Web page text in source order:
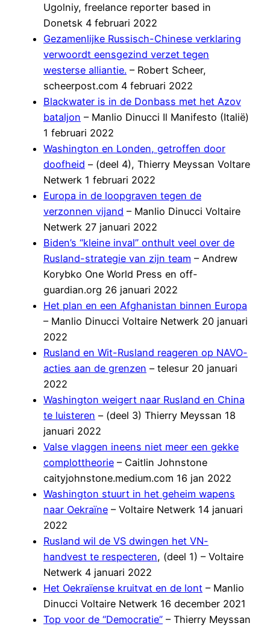
Ugolniy, freelance reporter based in
Donetsk 4 februari 2022
Gezamenlijke Russisch-Chinese verklaring
verwoordt eensgezind verzet tegen
westerse alliantie. – Robert Scheer,
scheerpost.com 4 februari 2022
Blackwater is in de Donbass met het Azov
bataljon – Manlio Dinucci Il Manifesto (Italië)
1 februari 2022
Washington en Londen, getroffen door
doofheid – (deel 4), Thierry Meyssan Voltare
Netwerk 1 februari 2022
Europa in de loopgraven tegen de
verzonnen vijand – Manlio Dinucci Voltaire
Netwerk 27 januari 2022
Biden’s “kleine inval” onthult veel over de
Rusland-strategie van zijn team – Andrew
Korybko One World Press en off-
guardian.org 26 januari 2022
Het plan en een Afghanistan binnen Europa
– Manlio Dinucci Voltaire Netwerk 20 januari
2022
Rusland en Wit-Rusland reageren op NAVO-
acties aan de grenzen – telesur 20 januari
2022
Washington weigert naar Rusland en China
te luisteren – (deel 3) Thierry Meyssan 18
januari 2022
Valse vlaggen ineens niet meer een gekke
complottheorie – Caitlin Johnstone
caityjohnstone.medium.com 16 jan 2022
Washington stuurt in het geheim wapens
naar Oekraïne – Voltaire Netwerk 14 januari
2022
Rusland wil de VS dwingen het VN-
handvest te respecteren, (deel 1) – Voltaire
Netwerk 4 januari 2022
Het Oekraïense kruitvat en de lont – Manlio
Dinucci Voltaire Netwerk 16 december 2021
Top voor de “Democratie” – Thierry Meyssan